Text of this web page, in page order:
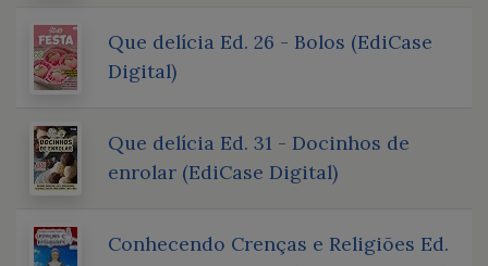
Que delícia Ed. 26 - Bolos (EdiCase
Digital)
Que delícia Ed. 31 - Docinhos de
enrolar (EdiCase Digital)
Conhecendo Crenças e Religiões Ed.